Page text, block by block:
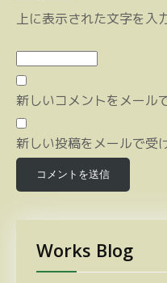
上に表示された文字を入
新しいコメントをメール
新しい投稿をメールで受
Works Blog